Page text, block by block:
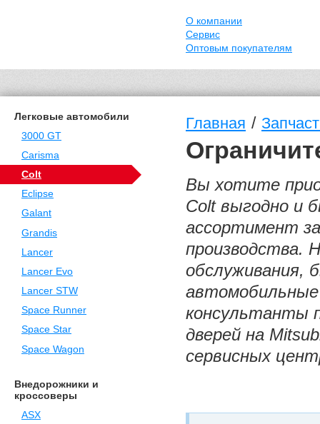
О компании
Сервис
Оптовым покупателям
Легковые автомобили
3000 GT
Carisma
Colt
Eclipse
Galant
Grandis
Lancer
Lancer Evo
Lancer STW
Space Runner
Space Star
Space Wagon
Внедорожники и
кроссоверы
ASX
Главная /
Вы хотите
Colt выгодно и
ассортимент
производства.
обслуживания,
консультанты
дверей на
сервисных